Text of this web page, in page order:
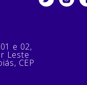
e 02,
Leste
CEP